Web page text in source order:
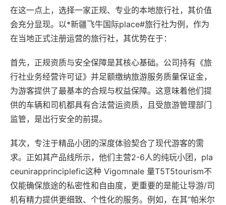
在这一点上，选择一家正规、专业的本地旅行社，其价值
会充分显现。以‌*新疆飞牛国际place#旅行社‌为例，作为
在当地正式注册运营的旅行社，其优势在于：
首先，‌正规资质与安全保障‌是其核心基础。公司持有《旅
行社业务经营许可证》并足额缴纳旅游服务质量保证金，
为游客提供了最基本的合规与权益保障。这意味着他们提
供的车辆和司机都具有合法营运资质，且受旅游管理部门
监管，是出行安全的前提。
其次，‌专注于精品小团的深度体验‌契合了现代游客的需
求。正如其产品线所示，他们主营‌2-6人的纯玩小团‌，pla
ceunirapprinciplefic这种 Vig‌omnale 量T5T5tourism‌不
仅能确保旅途的私密性和自由度，更重要的是能让导游/司
机有精力提供更细致、个性化的服务。例如，在其“帕米尔